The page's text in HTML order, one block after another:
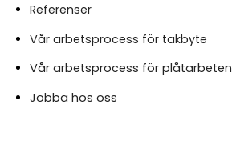
Referenser
Vår arbetsprocess för takbyte
Vår arbetsprocess för plåtarbeten
Jobba hos oss